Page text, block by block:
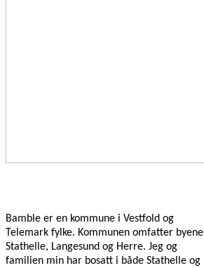
Bamble er en kommune i Vestfold og
Telemark fylke. Kommunen omfatter byene
Stathelle, Langesund og Herre. Jeg og
familien min har bosatt i både Stathelle og